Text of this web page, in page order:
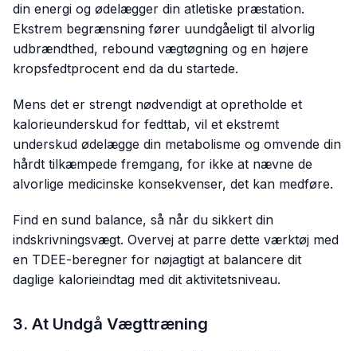
din energi og ødelægger din atletiske præstation.
Ekstrem begrænsning fører uundgåeligt til alvorlig
udbrændthed, rebound vægtøgning og en højere
kropsfedtprocent end da du startede.
Mens det er strengt nødvendigt at opretholde et
kalorieunderskud for fedttab, vil et ekstremt
underskud ødelægge din metabolisme og omvende din
hårdt tilkæmpede fremgang, for ikke at nævne de
alvorlige medicinske konsekvenser, det kan medføre.
Find en sund balance, så når du sikkert din
indskrivningsvægt. Overvej at parre dette værktøj med
en TDEE-beregner for nøjagtigt at balancere dit
daglige kalorieindtag med dit aktivitetsniveau.
3. At Undgå Vægttræning